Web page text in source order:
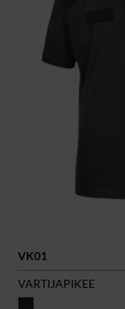
VK01
VARTIJAPIKEE